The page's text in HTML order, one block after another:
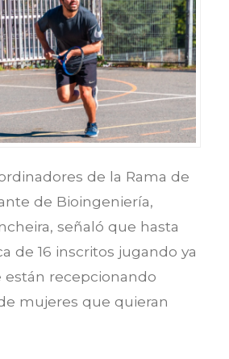
de la Rama de
de Bioingeniería,
señaló que hasta
de 16 inscritos jugando ya
están recepcionando
mujeres que quieran